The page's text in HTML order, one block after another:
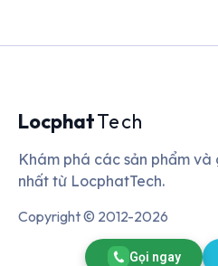
LocphatTech
Khám phá các sản phẩm
nhất từ LocphatTech.
Copyright © 2012-2026
Gọi ngay